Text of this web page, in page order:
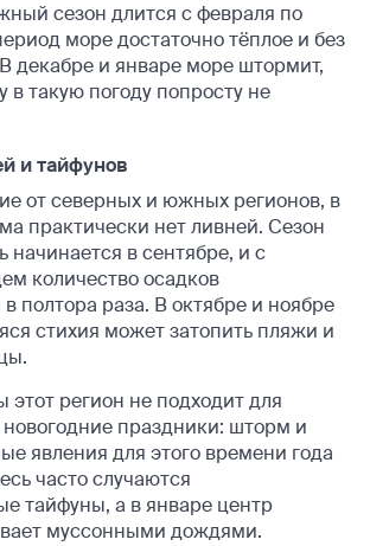
сезон длится с февраля по
море достаточно тёплое и без
декабре и январе море штормит,
в такую погоду попросту не
и тайфунов
от северных и южных регионов, в
практически нет ливней. Сезон
начинается в сентябре, и с
количество осадков
полтора раза. В октябре и ноябре
стихия может затопить пляжи и
этот регион не подходит для
праздники: шторм и
явления для этого времени года
часто случаются
тайфуны, а в январе центр
муссонными дождями.